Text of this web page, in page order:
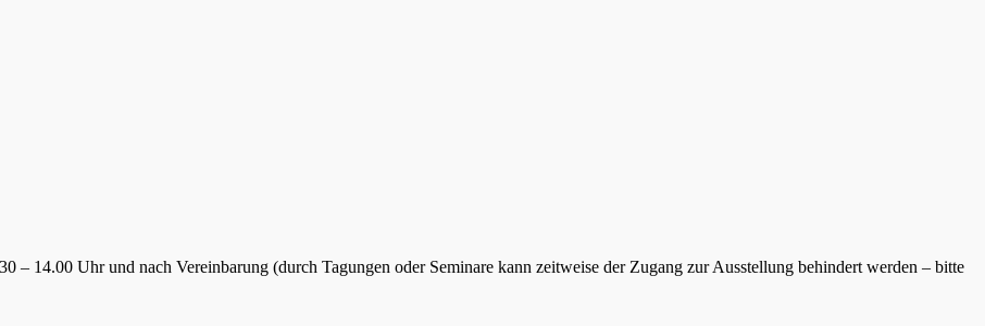
– 14.00 Uhr und nach Vereinbarung (durch Tagungen oder Seminare kann zeitweise der Zugang zur Ausstellung behindert werden – bitte